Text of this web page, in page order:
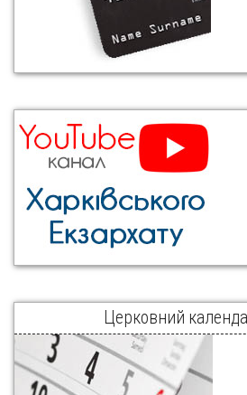
Церковний